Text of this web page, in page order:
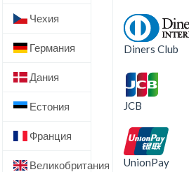
Чехия
Германия
Дания
Естония
Франция
Великобритания
Diners Club
JCB
UnionPay